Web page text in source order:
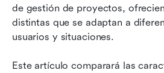
de gestión de proyectos,
distintas que se adaptan a
usuarios y situaciones.
Este artículo comparará las
¿Cuál es más fácil de usar?
¿Cuál es más seguro?
¿Qué están diciendo otros